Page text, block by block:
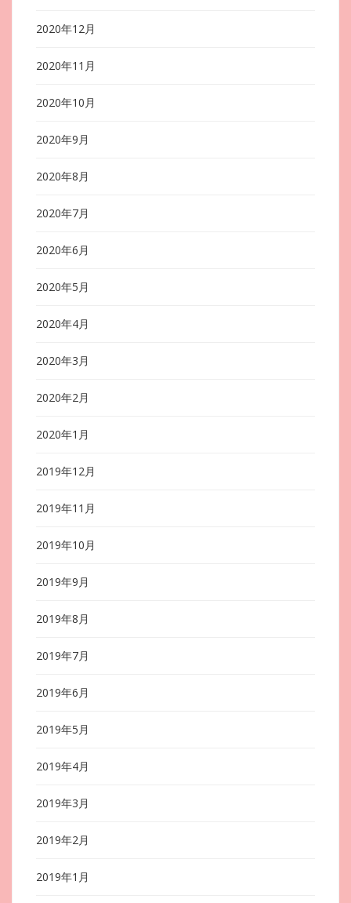
2020年12月
2020年11月
2020年10月
2020年9月
2020年8月
2020年7月
2020年6月
2020年5月
2020年4月
2020年3月
2020年2月
2020年1月
2019年12月
2019年11月
2019年10月
2019年9月
2019年8月
2019年7月
2019年6月
2019年5月
2019年4月
2019年3月
2019年2月
2019年1月